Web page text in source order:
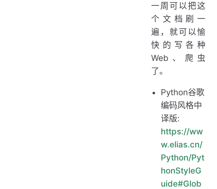
一周可以把这
个文档刷一
遍，就可以愉
快的写各种
Web、爬虫
了。
Python谷歌
编码风格中
译版:
https://ww
w.elias.cn/
Python/Pyt
honStyleG
uide#Glob